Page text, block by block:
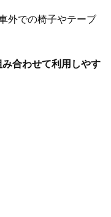
外での椅子やテーブ
合わせて利用しやす